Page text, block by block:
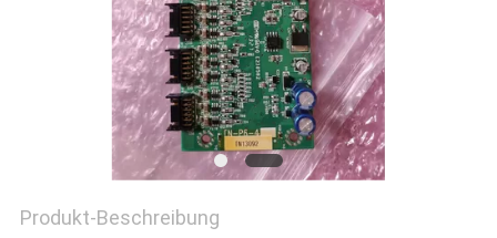
Produkt-Beschreibung